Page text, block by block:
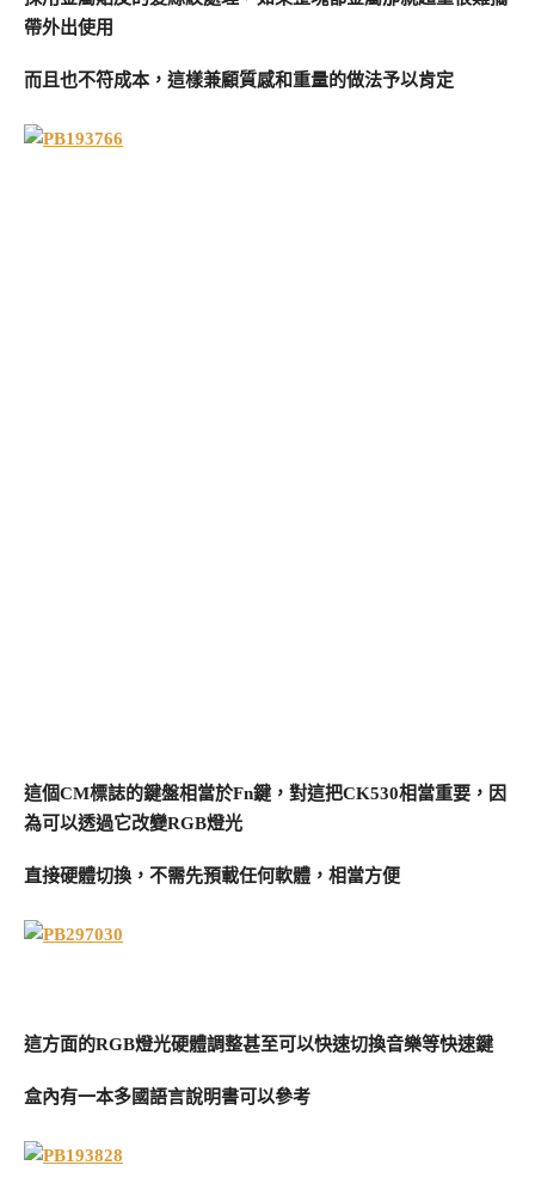
帶外出使用
而且也不符成本，這樣兼顧質感和重量的做法予以肯定
這個CM標誌的鍵盤相當於Fn鍵，對這把CK530相當重要，因
為可以透過它改變RGB燈光
直接硬體切換，不需先預載任何軟體，相當方便
這方面的RGB燈光硬體調整甚至可以快速切換音樂等快速鍵
盒內有一本多國語言說明書可以參考